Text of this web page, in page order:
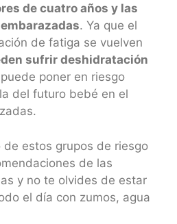
de cuatro años y las
. Ya que el
de fatiga se vuelven
sufrir deshidratación
poner en riesgo
del futuro bebé en el
de estos grupos de riesgo
de las
y no te olvides de estar
el día con zumos, agua